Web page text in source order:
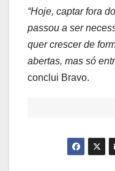
“Hoje, captar fora
passou a ser
quer crescer de
abertas, mas só
conclui Bravo.